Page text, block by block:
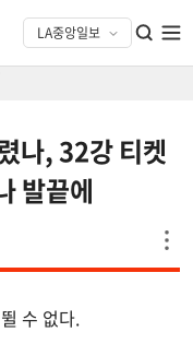
나, 32강 티켓
발끝에
수 없다.